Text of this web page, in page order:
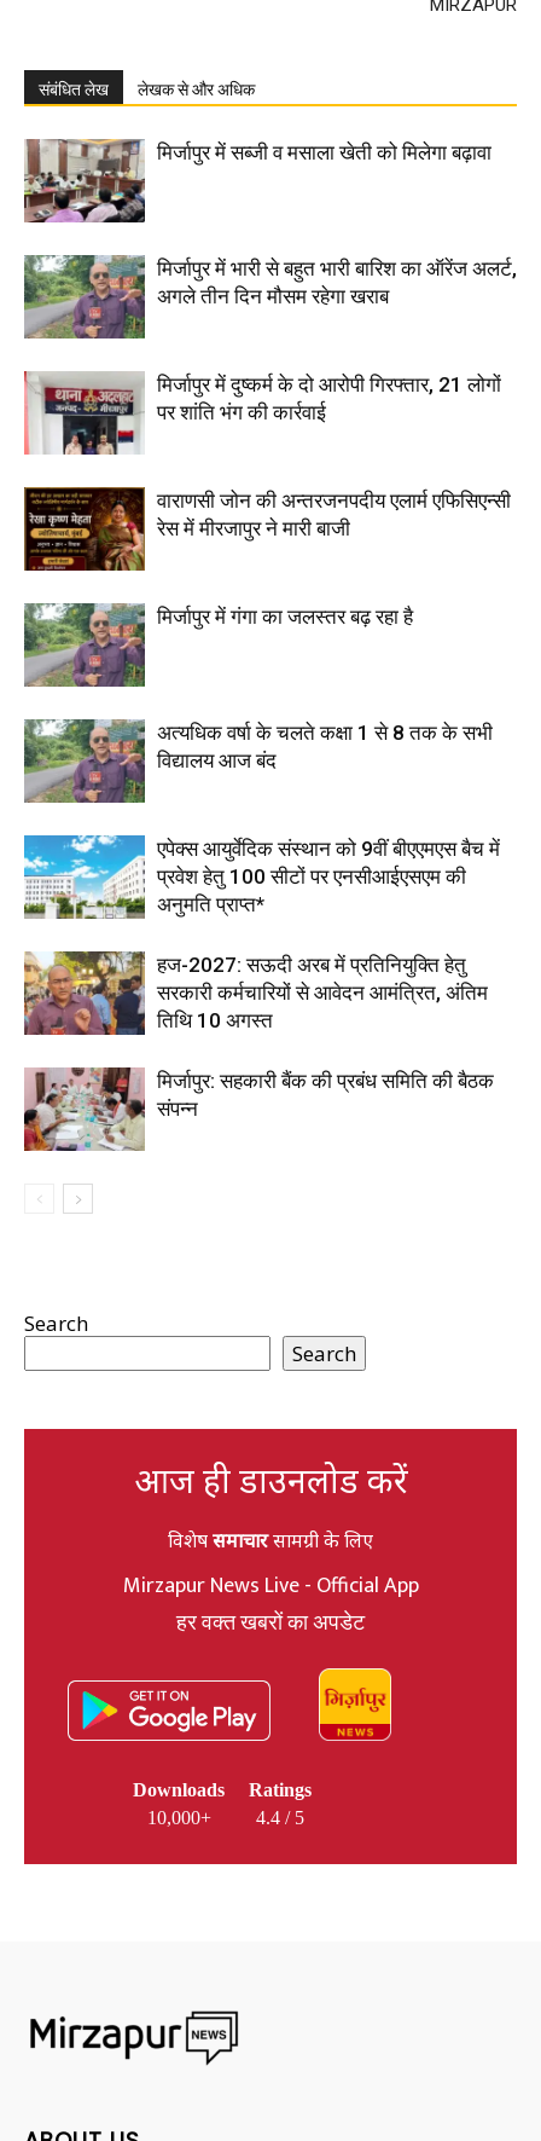
MIRZAPUR
संबंधित लेख लेखक से और अधिक
मिर्जापुर में सब्जी व मसाला खेती को मिलेगा बढ़ावा
मिर्जापुर में भारी से बहुत भारी बारिश का ऑरेंज अलर्ट,
अगले तीन दिन मौसम रहेगा खराब
मिर्जापुर में दुष्कर्म के दो आरोपी गिरफ्तार, 21 लोगों
पर शांति भंग की कार्रवाई
वाराणसी जोन की अन्तरजनपदीय एलार्म एफिसिएन्सी
रेस में मीरजापुर ने मारी बाजी
मिर्जापुर में गंगा का जलस्तर बढ़ रहा है
अत्यधिक वर्षा के चलते कक्षा 1 से 8 तक के सभी
विद्यालय आज बंद
एपेक्स आयुर्वेदिक संस्थान को 9वीं बीएएमएस बैच में
प्रवेश हेतु 100 सीटों पर एनसीआईएसएम की
अनुमति प्राप्त*
हज-2027: सऊदी अरब में प्रतिनियुक्ति हेतु
सरकारी कर्मचारियों से आवेदन आमंत्रित, अंतिम
तिथि 10 अगस्त
मिर्जापुर: सहकारी बैंक की प्रबंध समिति की बैठक
संपन्न
Search
Search
आज ही डाउनलोड करें
विशेषसमाचारसामग्री के लिए
Mirzapur News Live - Official App
हर वक्त खबरों का अपडेट
Downloads
10,000+
Ratings
4.4 / 5